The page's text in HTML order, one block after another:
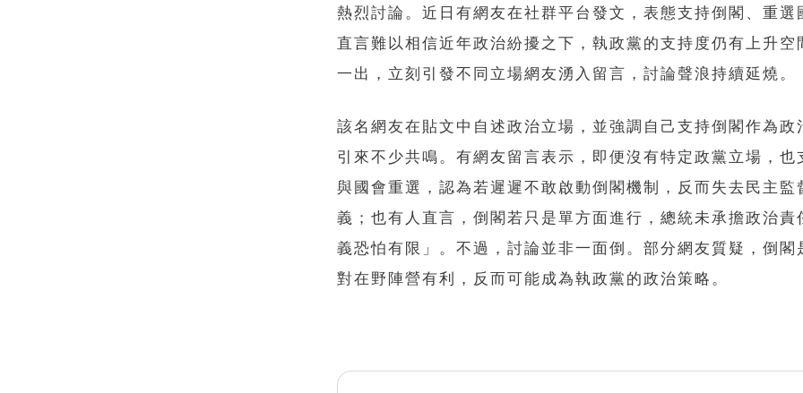
熱烈討論。近日有網友在社群平台發文，表態支持倒閣、重選
直言難以相信近年政治紛擾之下，執政黨的支持度仍有上升空
一出，立刻引發不同立場網友湧入留言，討論聲浪持續延燒。
該名網友在貼文中自述政治立場，並強調自己支持倒閣作為政
引來不少共鳴。有網友留言表示，即便沒有特定政黨立場，也
與國會重選，認為若遲遲不敢啟動倒閣機制，反而失去民主監
義；也有人直言，倒閣若只是單方面進行，總統未承擔政治責
義恐怕有限」。不過，討論並非一面倒。部分網友質疑，倒閣
對在野陣營有利，反而可能成為執政黨的政治策略。